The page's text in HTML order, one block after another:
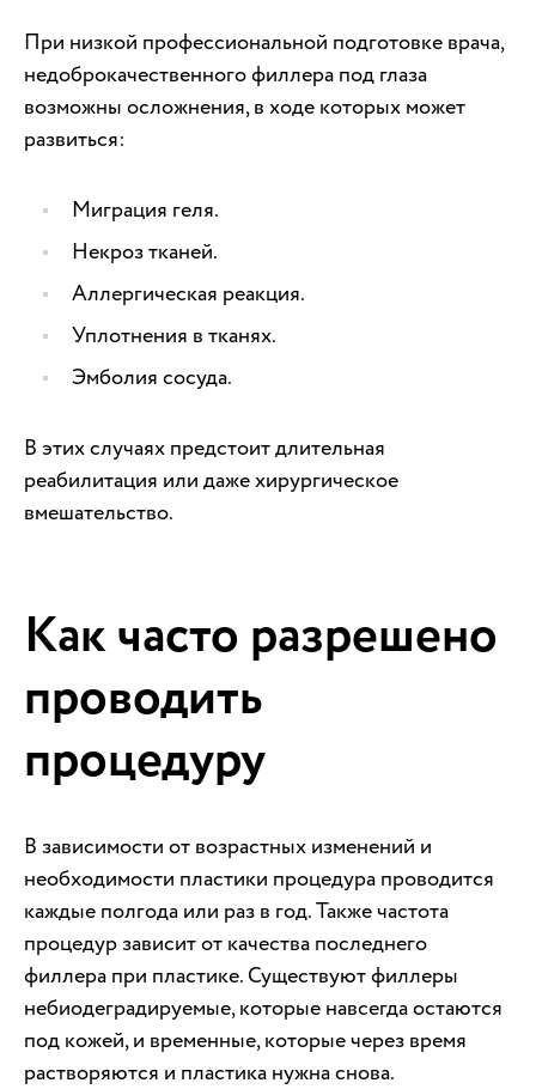
При низкой профессиональной подготовке врача,
недоброкачественного филлера под глаза
возможны осложнения, в ходе которых может
развиться:
Миграция геля.
Некроз тканей.
Аллергическая реакция.
Уплотнения в тканях.
Эмболия сосуда.
В этих случаях предстоит длительная
реабилитация или даже хирургическое
вмешательство.
Как часто разрешено
проводить
процедуру
В зависимости от возрастных изменений и
необходимости пластики процедура проводится
каждые полгода или раз в год. Также частота
процедур зависит от качества последнего
филлера при пластике. Существуют филлеры
небиодеградируемые, которые навсегда остаются
под кожей, и временные, которые через время
растворяются и пластика нужна снова.